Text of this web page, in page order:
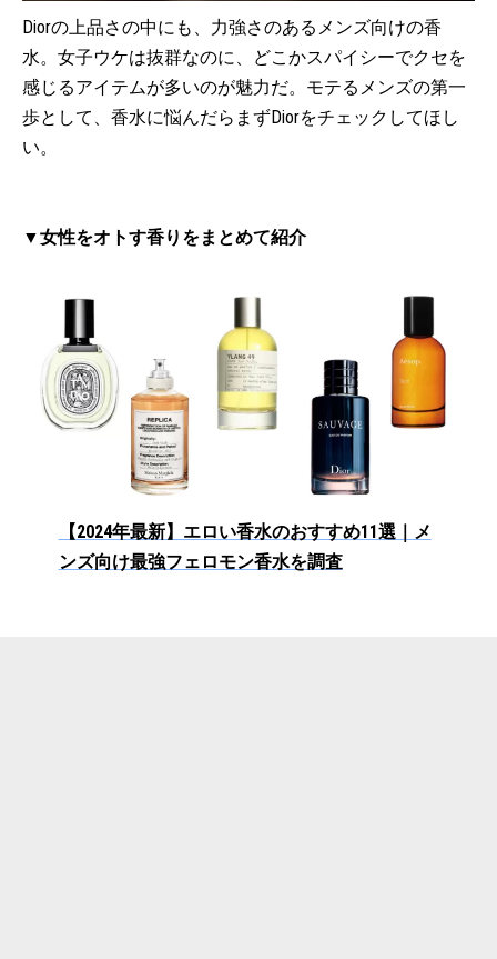
Diorの上品さの中にも、力強さのあるメンズ向けの香
水。女子ウケは抜群なのに、どこかスパイシーでクセを
感じるアイテムが多いのが魅力だ。モテるメンズの第一
歩として、香水に悩んだらまずDiorをチェックしてほし
い。
▼女性をオトす香りをまとめて紹介
【2024年最新】エロい香水のおすすめ11選｜メ
ンズ向け最強フェロモン香水を調査